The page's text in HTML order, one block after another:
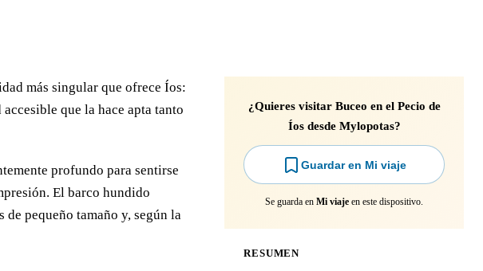
más singular que ofrece Íos:
que la hace apta tanto
profundo para sentirse
El barco hundido
de pequeño tamaño y, según la
¿Quieres visitar Buceo en el Pecio de
Íos desde Mylopotas?
Guardar en Mi viaje
Se guarda en Mi viaje en este dispositivo.
RESUMEN